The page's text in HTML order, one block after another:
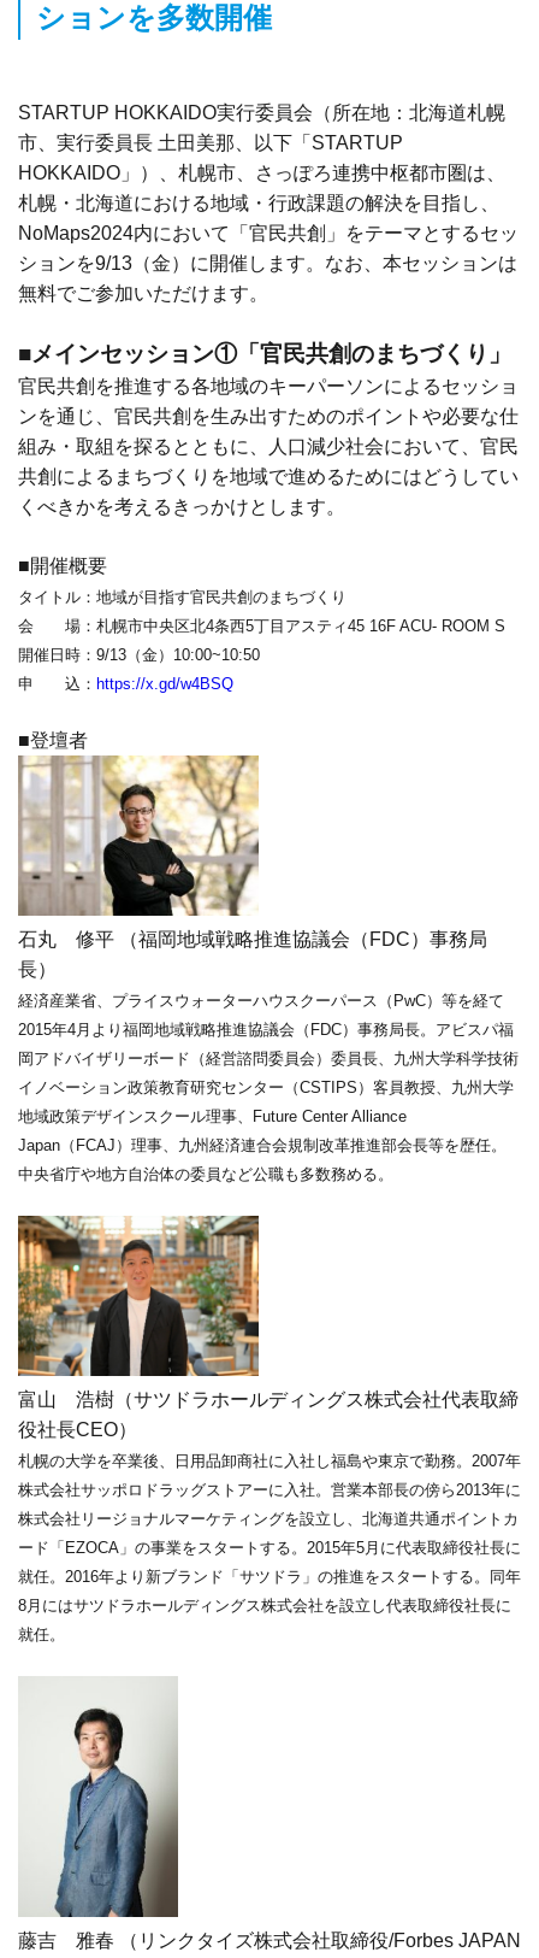
ションを多数開催
STARTUP HOKKAIDO実行委員会（所在地：北海道札幌
市、実行委員長 土田美那、以下「STARTUP
HOKKAIDO」）、札幌市、さっぽろ連携中枢都市圏は、
札幌・北海道における地域・行政課題の解決を目指し、
NoMaps2024内において「官民共創」をテーマとするセッ
ションを9/13（金）に開催します。なお、本セッションは
無料でご参加いただけます。
■メインセッション①「官民共創のまちづくり」
官民共創を推進する各地域のキーパーソンによるセッショ
ンを通じ、官民共創を生み出すためのポイントや必要な仕
組み・取組を探るとともに、人口減少社会において、官民
共創によるまちづくりを地域で進めるためにはどうしてい
くべきかを考えるきっかけとします。
■開催概要
タイトル：地域が目指す官民共創のまちづくり
会 場：札幌市中央区北4条西5丁目アスティ45 16F ACU- ROOM S
開催日時：9/13（金）10:00~10:50
申 込： https://x.gd/w4BSQ
■登壇者
石丸 修平 （福岡地域戦略推進協議会（FDC）事務局
長）
経済産業省、プライスウォーターハウスクーパース（PwC）等を経て
2015年4月より福岡地域戦略推進協議会（FDC）事務局長。アビスパ福
岡アドバイザリーボード（経営諮問委員会）委員長、九州大学科学技術
イノベーション政策教育研究センター（CSTIPS）客員教授、 九州大学
地域政策デザインスクール理事、Future Center Alliance
Japan（FCAJ）理事、九州経済連合会規制改革推進部会長等を歴任。
中央省庁や地方自治体の委員など公職も多数務める。
富山 浩樹（サツドラホールディングス株式会社代表取締
役社長CEO）
札幌の大学を卒業後、日用品卸商社に入社し福島や東京で勤務。 2007年
株式会社サッポロドラッグストアーに入社。営業本部長の傍ら2013年に
株式会社リージョナルマーケティングを設立し、北海道共通ポイントカ
ード「EZOCA」の事業をスタートする。2015年5月に代表取締役社長に
就任。2016年より新ブランド「サツドラ」の推進をスタートする。同年
8月にはサツドラホールディングス株式会社を設立し代表取締役社長に
就任。
藤吉 雅春 （リンクタイズ株式会社取締役/Forbes JAPAN